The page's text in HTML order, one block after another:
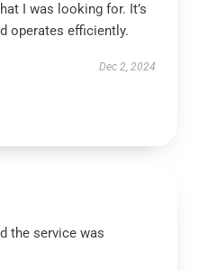
I was looking for. It’s
operates efficiently.
Dec 2, 2024
the service was